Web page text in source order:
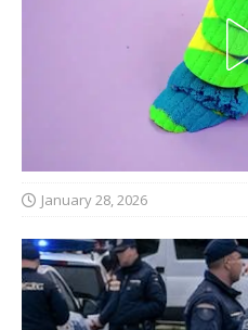
January 28, 2026